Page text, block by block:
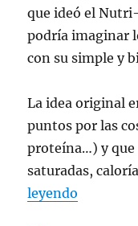
que ideó el
podría imaginar
con su simple y
La idea original
puntos por las
proteína…) y que
saturadas,
leyendo